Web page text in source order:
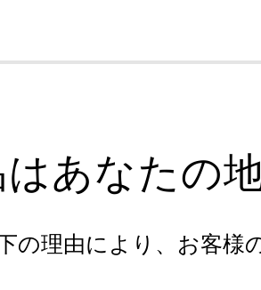
はあなたの
の理由により、お客様